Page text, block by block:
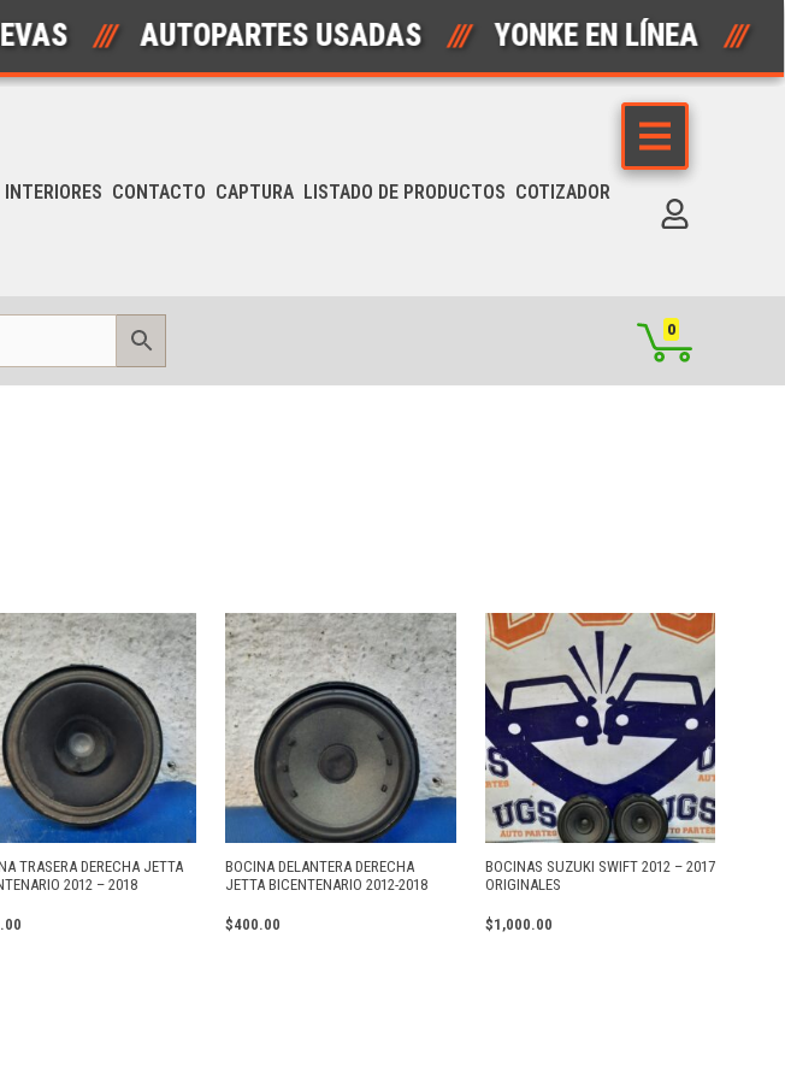
/// AUTOPARTES USADAS /// YONKE EN LÍNEA ///
INTERIORES CONTACTO CAPTURA LISTADO DE PRODUCTOS COTIZADOR
0
TRASERA DERECHA JETTA
2012 – 2018
BOCINA DELANTERA DERECHA
JETTA BICENTENARIO 2012-2018
$400.00
BOCINAS SUZUKI SWIFT 2012 – 2017
ORIGINALES
$1,000.00